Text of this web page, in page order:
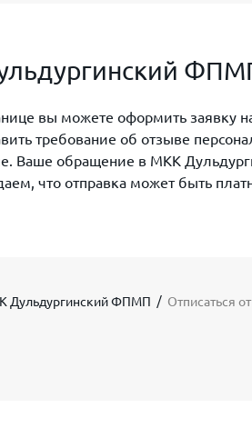
вы можете оформить заявку
требование об отзыве
Ваше обращение в МКК
что отправка может быть
Дульдургинский ФПМП Отписаться